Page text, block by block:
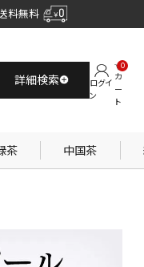
料無料
詳細検索
ログイ
ン
カ
ー
ト
0
茶 中国茶